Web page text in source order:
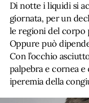
Di notte i liquidi si
giornata, per un
le regioni del corpo
Oppure può
Con l’occhio
palpebra e cornea
iperemia della